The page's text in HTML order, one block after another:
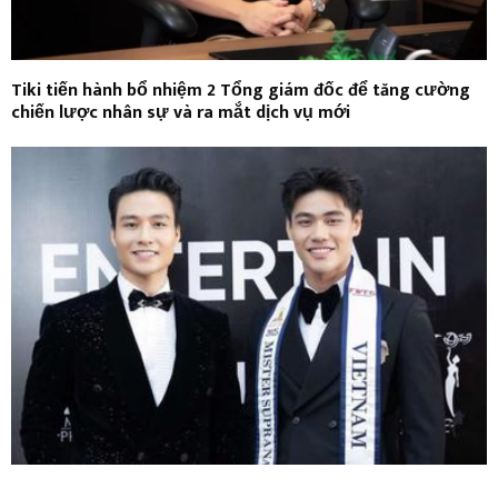
Tiki tiến hành bổ nhiệm 2 Tổng giám đốc để tăng cường
chiến lược nhân sự và ra mắt dịch vụ mới